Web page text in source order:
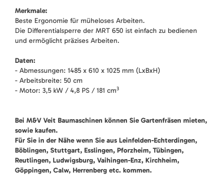
Merkmale:
Beste Ergonomie für müheloses Arbeiten.
Die Differentialsperre der MRT 650 ist einfach zu bedienen
und ermöglicht präzises Arbeiten.
Daten:
- Abmessungen: 1485 x 610 x 1025 mm (LxBxH)
- Arbeitsbreite: 50 cm
- Motor: 3,5 kW / 4,8 PS / 181 cm3
Bei M&V Veit Baumaschinen können Sie Gartenfräsen mieten,
sowie kaufen.
Für Sie in der Nähe wenn Sie aus Leinfelden-Echterdingen,
Böblingen, Stuttgart, Esslingen, Pforzheim, Tübingen,
Reutlingen, Ludwigsburg, Vaihingen-Enz, Kirchheim,
Göppingen, Calw, Herrenberg etc. kommen.